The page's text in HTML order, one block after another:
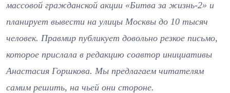
массовой гражданской акции «Битва за жизнь-2» и
планирует вывести на улицы Москвы до 10 тысяч
человек. Правмир публикует довольно резкое письмо,
которое прислала в редакцию соавтор инициативы
Анастасия Горшкова. Мы предлагаем читателям
самим решить, на чьей они стороне.